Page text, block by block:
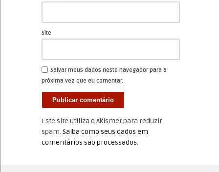
Site
Salvar meus dados neste navegador para a
próxima vez que eu comentar.
Este site utiliza o Akismet para reduzir
spam. Saiba como seus dados em
comentários são processados.